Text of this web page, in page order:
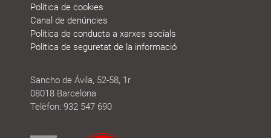
Política de cookies
Canal de denúncies
Política de conducta a xarxes socials
Política de seguretat de la informació
Sancho de Ávila, 52-58, 1r
08018 Barcelona
Telèfon: 932 547 690